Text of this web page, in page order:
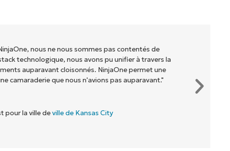
nous ne nous sommes pas contentés de
technologique, nous avons pu unifier à travers la
auparavant cloisonnés. NinjaOne permet une
camaraderie que nous n'avions pas auparavant."
pour la ville deville de Kansas City